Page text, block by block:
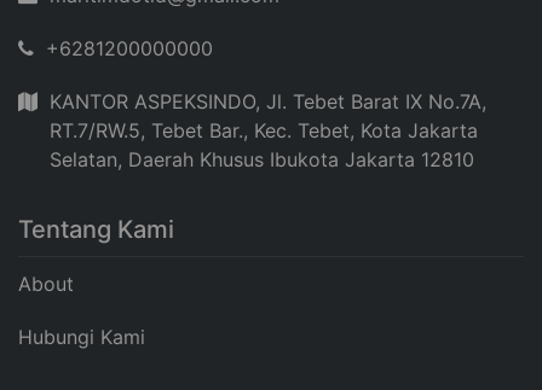
+6281200000000
KANTOR ASPEKSINDO, Jl. Tebet Barat IX No.7A,
RT.7/RW.5, Tebet Bar., Kec. Tebet, Kota Jakarta
Selatan, Daerah Khusus Ibukota Jakarta 12810
Tentang Kami
About
Hubungi Kami